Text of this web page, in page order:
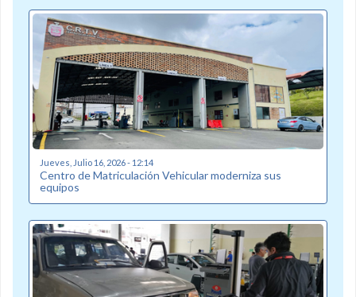
Jueves, Julio 16, 2026 - 12:14
Centro de Matriculación Vehicular moderniza sus
equipos